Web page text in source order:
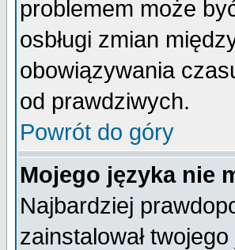
problemem może
osbługi zmian
obowiązywania
od prawdziwych.
Powrót do góry
Mojego języka nie
Najbardziej
zainstalował